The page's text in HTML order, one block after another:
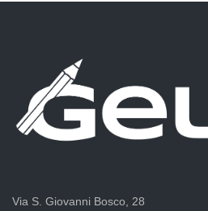
Via S. Giovanni Bosco, 28